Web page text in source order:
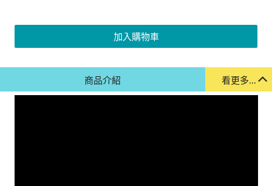
加入購物車
看更多...
商品介紹